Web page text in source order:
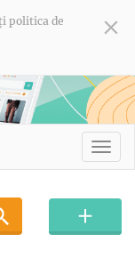
politica de